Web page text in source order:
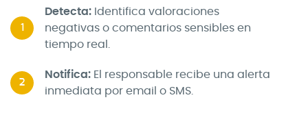
1
Detecta: Identifica valoraciones
negativas o comentarios sensibles en
tiempo real.
2
Notifica: El responsable recibe una alerta
inmediata por email o SMS.